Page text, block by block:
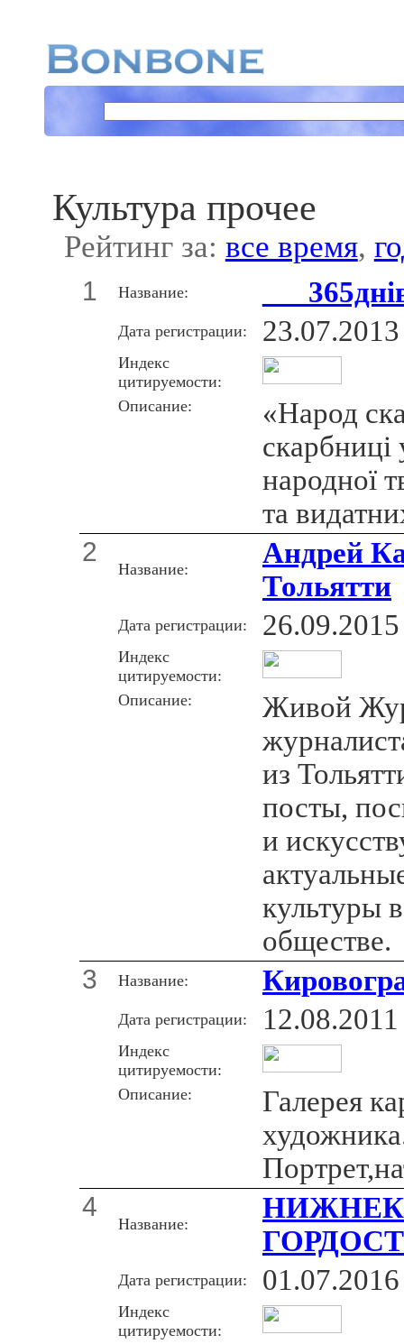
Культура прочее
Рейтинг за: все время,
1 Название:
Дата регистрации: 23.07.2013
Индекс
цитируемости:
Описание:
«Народ
скарбниці
народної
та
2
Название:
Андрей
Тольятти
Дата регистрации: 26.09.2015
Индекс
цитируемости:
Описание:
Живой
из
посты,
и
культуры
обществе.
3 Название:
Дата регистрации: 12.08.2011
Индекс
цитируемости:
Описание:
Галерея
4
Название:
Дата регистрации: 01.07.2016
Индекс
цитируемости: